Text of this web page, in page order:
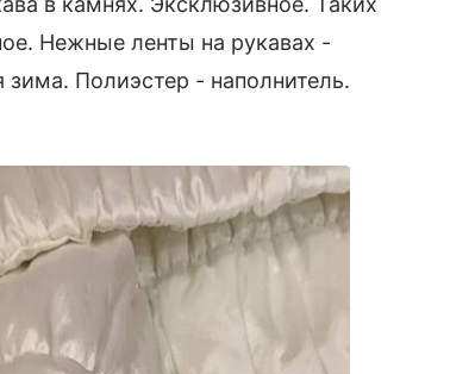
Нежные ленты на рукавах -
Полиэстер - наполнитель.